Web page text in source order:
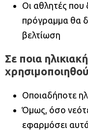
Οι αθλητές που
πρόγραμμα θα
βελτίωση
Σε ποια
Οποιαδήποτε
Όμως, όσο
εφαρμόσει